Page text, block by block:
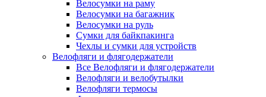
Велосумки на раму
Велосумки на багажник
Велосумки на руль
Сумки для байкпакинга
Чехлы и сумки для устройств
Велофляги и флягодержатели
Все Велофляги и флягодержатели
Велофляги и велобутылки
Велофляги термосы